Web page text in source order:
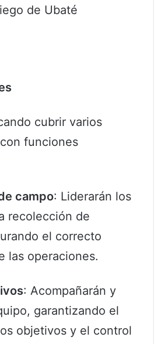
de Ubaté
cubrir varios
funciones
campo: Liderarán los
recolección de
el correcto
las operaciones.
: Acompañarán y
garantizando el
objetivos y el control